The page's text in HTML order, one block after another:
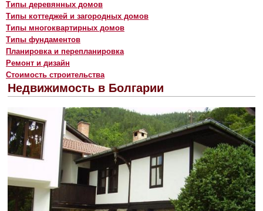
Типы деревянных домов
Типы коттеджей и загородных домов
Типы многоквартирных домов
Типы фундаментов
Планировка и перепланировка
Ремонт и дизайн
Стоимость строительства
Недвижимость в Болгарии